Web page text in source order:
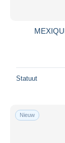
Statuut
Nieuw